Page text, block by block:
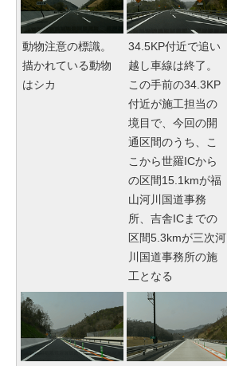
動物注意の標識。
描かれている動物
はシカ
34.5KP付近で追い
越し車線は終了。
この手前の34.3KP
付近が施工担当の
境目で、今回の開
通区間のうち、こ
こから世羅ICから
の区間15.1kmが福
山河川国道事務
所、吉舎ICまでの
区間5.3kmが三次河
川国道事務所の施
工となる